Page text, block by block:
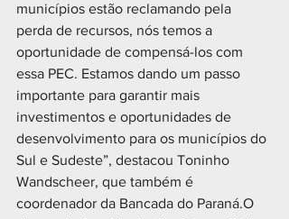
municípios estão reclamando pela
perda de recursos, nós temos a
oportunidade de compensá-los com
essa PEC. Estamos dando um passo
importante para garantir mais
investimentos e oportunidades de
desenvolvimento para os municípios do
Sul e Sudeste”, destacou Toninho
Wandscheer, que também é
coordenador da Bancada do Paraná.O